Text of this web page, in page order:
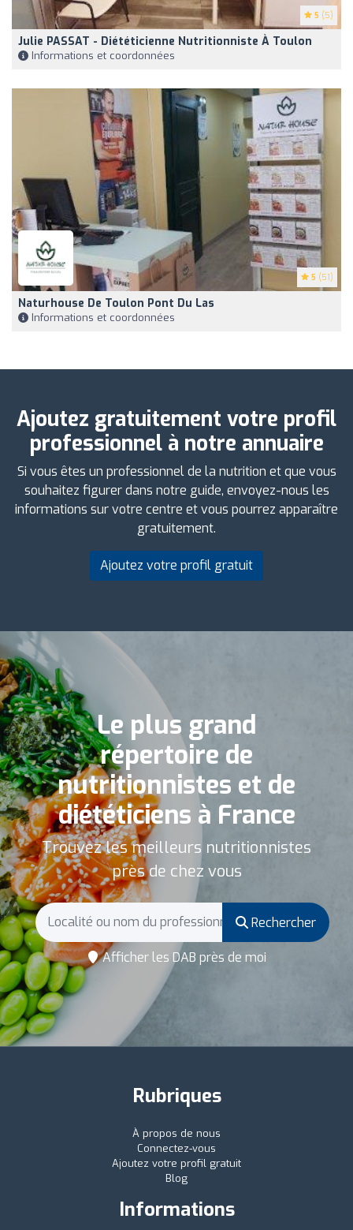
5 (5)
Julie PASSAT - Diététicienne Nutritionniste À Toulon
Informations et coordonnées
5 (51)
Naturhouse De Toulon Pont Du Las
Informations et coordonnées
Ajoutez gratuitement votre profil
professionnel à notre annuaire
Si vous êtes un professionnel de la nutrition et que vous
souhaitez figurer dans notre guide, envoyez-nous les
informations sur votre centre et vous pourrez apparaître
gratuitement.
Ajoutez votre profil gratuit
Le plus grand
répertoire de
nutritionnistes et de
diététiciens à France
Trouvez les meilleurs nutritionnistes
près de chez vous
Rechercher
Afficher les DAB près de moi
Rubriques
À propos de nous
Connectez-vous
Ajoutez votre profil gratuit
Blog
Informations